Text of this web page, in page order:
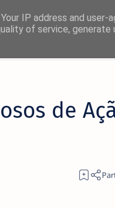
de
IP address and user-
of service, generate